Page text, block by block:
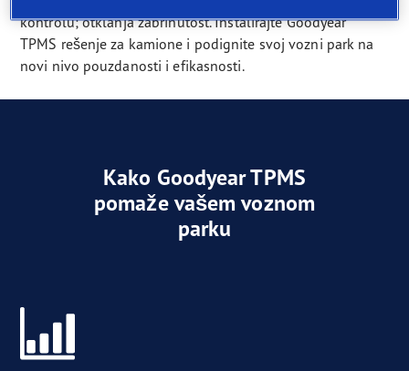
kontrolu; otklanja zabrinutost. Instalirajte Goodyear
TPMS rešenje za kamione i podignite svoj vozni park na
novi nivo pouzdanosti i efikasnosti.
Kako Goodyear TPMS
pomaže vašem voznom
parku